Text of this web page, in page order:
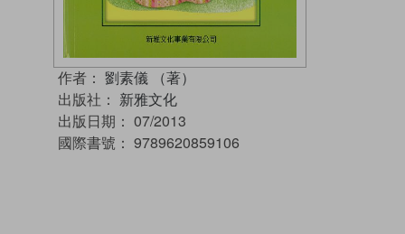
作者： 劉素儀 （著）
出版社： 新雅文化
出版日期： 07/2013
國際書號： 9789620859106